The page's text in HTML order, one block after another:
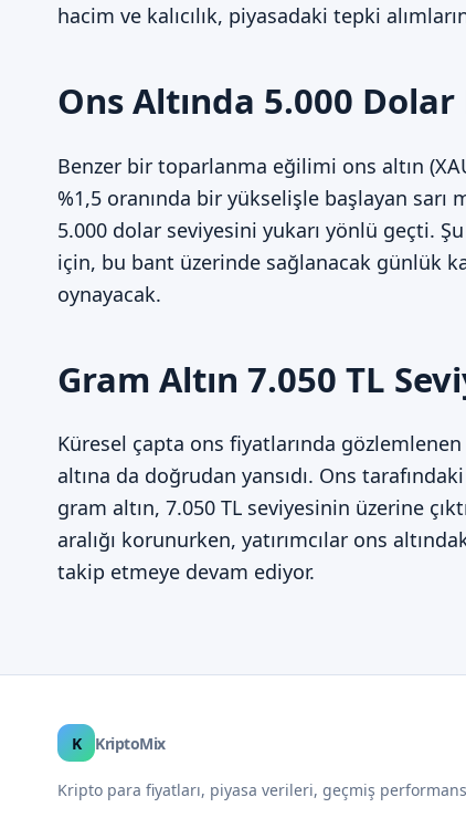
hacim ve kalıcılık, piyasadaki tepki
Ons Altında 5.000 Dolar
Benzer bir toparlanma eğilimi ons altın
%1,5 oranında bir yükselişle başlayan
5.000 dolar seviyesini yukarı yönlü geçti.
için, bu bant üzerinde sağlanacak günlük
oynayacak.
Gram Altın 7.050 TL
Küresel çapta ons fiyatlarında
altına da doğrudan yansıdı. Ons
gram altın, 7.050 TL seviyesinin üzerine
aralığı korunurken, yatırımcılar ons
takip etmeye devam ediyor.
K KriptoMix
Kripto para fiyatları, piyasa verileri, geçmiş